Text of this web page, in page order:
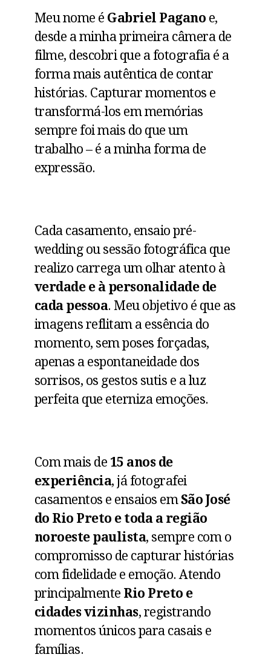
Meu nome é Gabriel Pagano e,
desde a minha primeira câmera de
filme, descobri que a fotografia é a
forma mais autêntica de contar
histórias. Capturar momentos e
transformá-los em memórias
sempre foi mais do que um
trabalho – é a minha forma de
expressão.
Cada casamento, ensaio pré-
wedding ou sessão fotográfica que
realizo carrega um olhar atento à
verdade e à personalidade de
cada pessoa. Meu objetivo é que as
imagens reflitam a essência do
momento, sem poses forçadas,
apenas a espontaneidade dos
sorrisos, os gestos sutis e a luz
perfeita que eterniza emoções.
Com mais de 15 anos de
experiência, já fotografei
casamentos e ensaios emSão José
do Rio Preto e toda a região
noroeste paulista, sempre com o
compromisso de capturar histórias
com fidelidade e emoção. Atendo
principalmente Rio Preto e
cidades vizinhas, registrando
momentos únicos para casais e
famílias.